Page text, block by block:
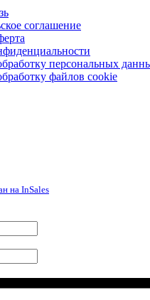
соглашение
персональных
файлов cookie
на InSales